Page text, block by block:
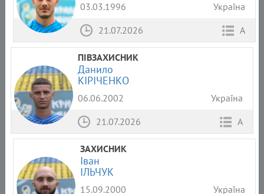
03.03.1996
Україна
21.07.2026
А
ПІВЗАХИСНИК
Данило
КІРІЧЕНКО
06.06.2002
Україна
21.07.2026
А
ЗАХИСНИК
Іван
ІЛЬЧУК
15.09.2000
Україна